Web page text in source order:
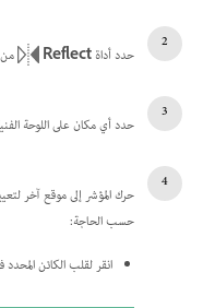
حدد أداةReflect
حدد أي مكان على اللوحة
حرك المؤشر إلى موقع آخر
حسب الحاجة:
انقر لقلب الكائن المحدد